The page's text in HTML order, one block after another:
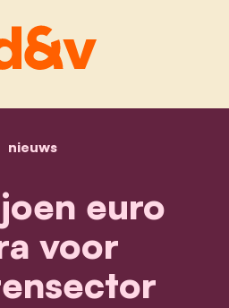
home
nieuws20 miljoen euro extra
euro
voor